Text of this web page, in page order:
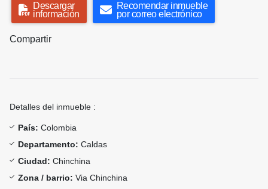
Descargar
información
Recomendar inmueble
por correo electrónico
Compartir
Detalles del inmueble :
País: Colombia
Departamento: Caldas
Ciudad: Chinchina
Zona / barrio: Via Chinchina